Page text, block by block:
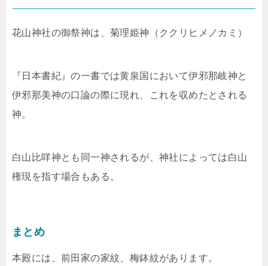
花山神社の御祭神は、 菊理姫神（ククリヒメノカミ）
『日本書紀』の一書では黄泉国において伊邪那岐神と
伊邪那美神の口論の際に現れ、これを収めたとされる
神。
白山比咩神とも同一神されるが、神社によっては白山
権現を指す場合もある。
まとめ
本殿には、前田家の家紋、梅鉢紋があります。